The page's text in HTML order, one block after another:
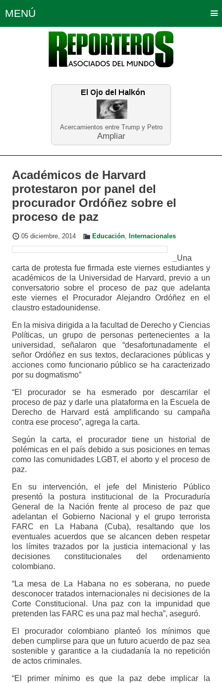
Acercamientos entre Trump y Petro
Ampliar
MENÚ
Política Opinión Bogotá
Planeta Tierra Deportes
Educación Neira
Académicos de Harvard
protestaron por panel del
procurador Ordóñez sobre el
proceso de paz
05 diciembre, 2014 Educación, Internacionales
Una
carta de protesta fue firmada este viernes estudiantes y
académicos de la Universidad de Harvard, previo a un
conversatorio sobre el proceso de paz que adelanta
este viernes el Procurador Alejandro Ordóñez en el
claustro estadounidense.
En la misiva dirigida a la facultad de Derecho y Ciencias
Políticas, un grupo de personas pertenecientes a la
universidad, señalaron que “desafortunadamente el
señor Ordóñez en sus textos, declaraciones públicas y
acciones como funcionario público se ha caracterizado
por su dogmatismo”
“El procurador se ha esmerado por descarrilar el
proceso de paz y darle una plataforma en la Escuela de
Derecho de Harvard está amplificando su campaña
contra ese proceso”, agrega la carta.
Según la carta, el procurador tiene un historial de
polémicas en el país debido a sus posiciones en temas
como las comunidades LGBT, el aborto y el proceso de
paz.
En su intervención, el jefe del Ministerio Público
presentó la postura institucional de la Procuraduría
General de la Nación frente al proceso de paz que
adelantan el Gobierno Nacional y el grupo terrorista
FARC en La Habana (Cuba), resaltando que los
eventuales acuerdos que se alcancen deben respetar
los límites trazados por la justicia internacional y las
decisiones constitucionales del ordenamiento
colombiano.
“La mesa de La Habana no es soberana, no puede
desconocer tratados internacionales ni decisiones de la
Corte Constitucional. Una paz con la impunidad que
pretenden las FARC es una paz mal hecha”, aseguró.
El procurador colombiano planteó los mínimos que
deben cumplirse para que un futuro acuerdo de paz sea
sostenible y garantice a la ciudadanía la no repetición
de actos criminales.
“El primer mínimo es que la paz debe implicar la